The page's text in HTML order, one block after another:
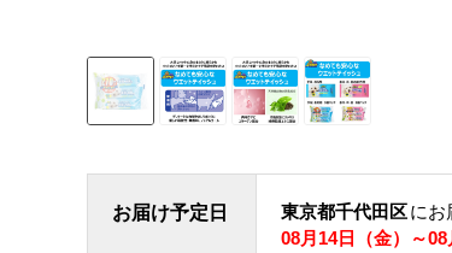
お届け予定日 東京都千代田区にお
08月14日（金）～08